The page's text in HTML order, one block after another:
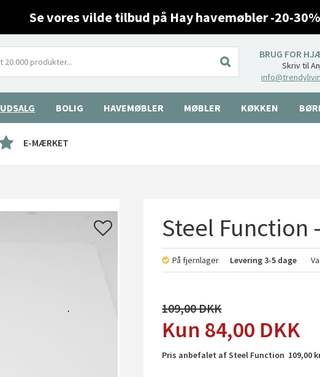
Se vores vilde tilbud på Hay havemøbler -20-
BRUG FOR
Skriv til
UDSALG BOLIG HAVEMØBLER MØBLER KØKKEN
E-MÆRKET
Steel Function
På fjernlager Levering3-5 dage
109,00
84,00 DKK
Pris anbefalet af Steel Function 109,00